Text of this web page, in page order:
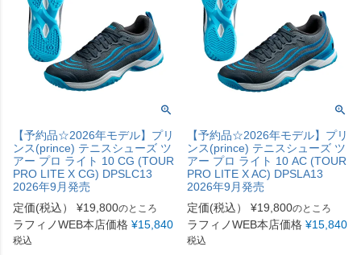
【予約品☆2026年モデル】プリ
ンス(prince) テニスシューズ ツ
アー プロ ライト 10 CG (TOUR
PRO LITE X CG) DPSLC13
2026年9月発売
定価(税込）
¥19,800のところ
ラフィノWEB本店価格 ¥15,840
税込
【予約品☆2026年モデル】プリ
ンス(prince) テニスシューズ ツ
アー プロ ライト 10 AC (TOUR
PRO LITE X AC) DPSLA13
2026年9月発売
定価(税込）
¥19,800のところ
ラフィノWEB本店価格 ¥15,840
税込